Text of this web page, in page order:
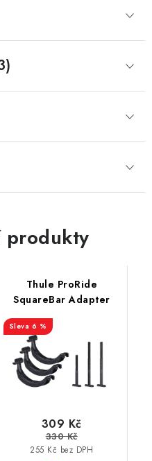
produkty
Thule ProRide
SquareBar Adapter
6 %
255 Kč bez DPH
309 Kč
330 Kč